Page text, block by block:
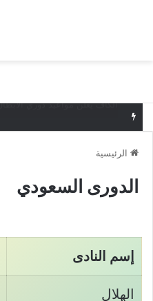
الرئيسية
الدورى السعودي
إسم النادى
الهلال